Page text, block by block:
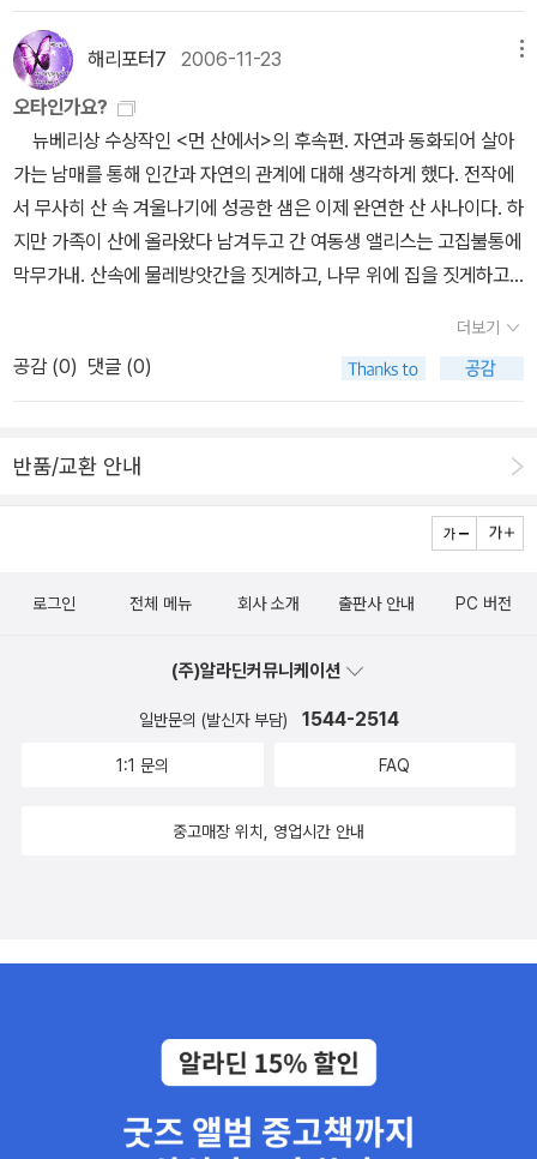
만나고 싶네요.원서의 표지가 잔인해 보였던걸까? 난 원서 색감이 훨
씬 마음에 드는데..'손도끼'의 속편이라고 하는데, 역시 외서가 더 마
음에 드는데....
해리포터7 2006-11-23
오타인가요?
뉴베리상 수상작인 <먼 산에서>의 후속편. 자연과 동화되어 살아
가는 남매를 통해 인간과 자연의 관계에 대해 생각하게 했다. 전작에
서 무사히 산 속 겨울나기에 성공한 샘은 이제 완연한 산 사나이다. 하
지만 가족이 산에 올라왔다 남겨두고 간 여동생 앨리스는 고집불통에
막무가내. 산속에 물레방앗간을 짓게하고, 나무 위에 집을 짓게하고,
는 쪽찌만을 남기고 어디론가 떠나 버린다. 샘은 앨리스가 남겨놓은
힌트를 따라 언제 어디서 사고를 칠지 모르는 여동생을 찾아 나선
다. ***************책소개에서 뉴베리상 수상작인 <먼산에서
지가 뉴베리상을 탄 작품은 1960년 <나의 산에서>, 1973년 <줄리
와 늑대>입니다..이책소개페이지 밑에 바로 나옵니다.. 그래서 ,<먼
산에서>가 아니고 <나의 산에서>가 옳지 않은지요?이런건 어디다
더보기
공감 (0) 댓글 (0)
반품/교환 안내
로그인 전체 메뉴 회사 소개 출판사 안내 PC 버전
(주)알라딘커뮤니케이션
일반문의 (발신자 부담) 1544-2514
1:1 문의 FAQ
중고매장 위치, 영업시간 안내